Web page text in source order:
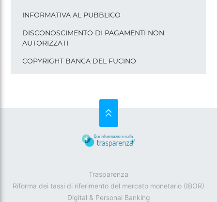
INFORMATIVA AL PUBBLICO
DISCONOSCIMENTO DI PAGAMENTI NON
AUTORIZZATI
COPYRIGHT BANCA DEL FUCINO
SU
Trasparenza
Riforma dei tassi di riferimento del mercato monetario (IBOR)
Digital & Personal Banking